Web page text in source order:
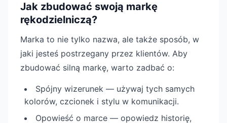
Jak zbudować swoją markę
rękodzielniczą?
Marka to nie tylko nazwa, ale także sposób, w
jaki jesteś postrzegany przez klientów. Aby
zbudować silną markę, warto zadbać o:
Spójny wizerunek — używaj tych samych
kolorów, czcionek i stylu w komunikacji.
Opowieść o marce — opowiedz historię,